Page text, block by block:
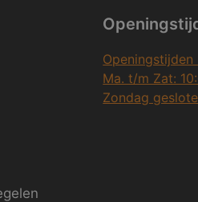
Openingstijden
Ma. t/m Zat:
Zondag